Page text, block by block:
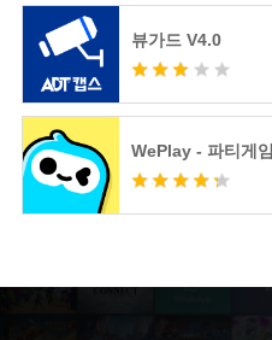
뷰가드 V4.0
WePlay - 파티게임